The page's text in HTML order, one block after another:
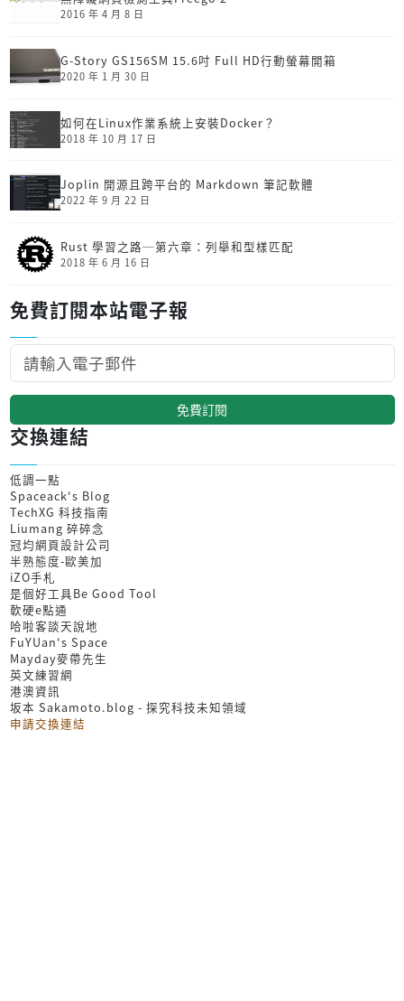
2016 年 4 月 8 日
G-Story GS156SM 15.6吋 Full HD行動螢幕開箱
2020 年 1 月 30 日
如何在Linux作業系統上安裝Docker？
2018 年 10 月 17 日
Joplin 開源且跨平台的 Markdown 筆記軟體
2022 年 9 月 22 日
Rust 學習之路─第六章：列舉和型樣匹配
2018 年 6 月 16 日
免費訂閱本站電子報
免費訂閱
交換連結
低調一點
Spaceack's Blog
TechXG 科技指南
Liumang 碎碎念
冠均網頁設計公司
半熟態度-歐美加
iZO手札
是個好工具Be Good Tool
軟硬e點通
哈啦客談天說地
FuYUan's Space
Mayday麥帶先生
英文練習網
港澳資訊
坂本 Sakamoto.blog - 探究科技未知領域
申請交換連結